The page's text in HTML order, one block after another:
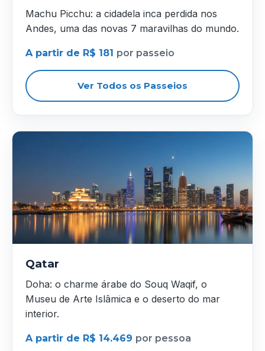
Machu Picchu: a cidadela inca perdida nos
Andes, uma das novas 7 maravilhas do mundo.
A partir de R$ 181 por passeio
Ver Todos os Passeios
Qatar
Doha: o charme árabe do Souq Waqif, o
Museu de Arte Islâmica e o deserto do mar
interior.
A partir de R$ 14.469 por pessoa